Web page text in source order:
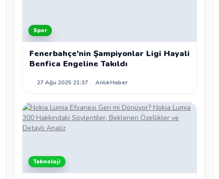
Spor
Fenerbahçe'nin Şampiyonlar Ligi Hayali
Benfica Engeline Takıldı
27 Ağu 2025 21:37 AnlıkHaber
Teknoloji